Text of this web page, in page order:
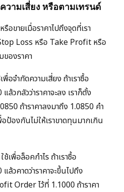
ามเสี่ยง หรือตามเทรนด์
อขายเมื่อราคาไปถึงจุดที่เรา
Loss หรือ Take Profit หรือ
ของราคา
พื่อจำกัดความเสี่ยง ถ้าเราซื้อ
ล้วกลัวว่าราคาจะลง เราก็ตั้ง
ถ้าราคาลงมาถึง 1.0850 คำ
ป้องกันไม่ให้เราขาดทุนมากเกิน
ใช้เพื่อล็อคกำไร ถ้าเราซื้อ
ล้วคาดว่าราคาจะขึ้นไปถึง
Order ไว้ที่ 1.1000 ถ้าราคา